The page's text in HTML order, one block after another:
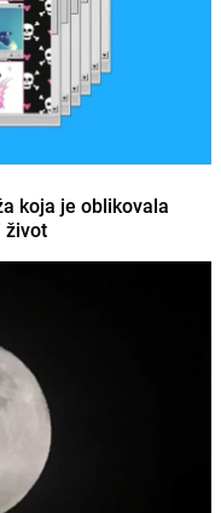
koja je oblikovala
život